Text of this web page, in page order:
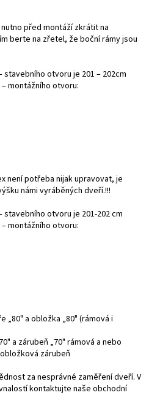
před montáží zkrátit na
berte na zřetel, že boční rámy jsou
stavebního otvoru je 201 – 202cm
montážního otvoru:
není potřeba nijak upravovat, je
námi vyráběných dveří.!!!
stavebního otvoru je 201-202 cm
montážního otvoru:
„80" a obložka „80" (rámová i
a zárubeň „70" rámová a nebo
zárubeň
za nesprávné zaměření dveří. V
kontaktujte naše obchodní